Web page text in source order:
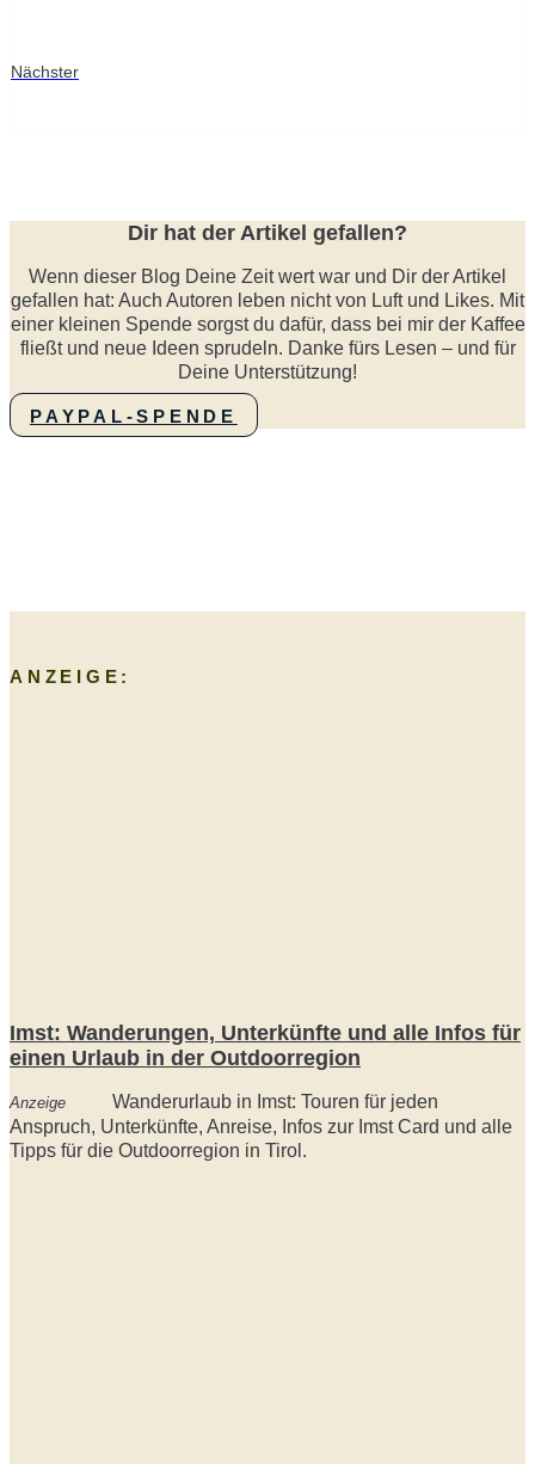
Nächster
Dir hat der Artikel gefallen?
Wenn dieser Blog Deine Zeit wert war und Dir der Artikel
gefallen hat: Auch Autoren leben nicht von Luft und Likes. Mit
einer kleinen Spende sorgst du dafür, dass bei mir der Kaffee
fließt und neue Ideen sprudeln. Danke fürs Lesen – und für
Deine Unterstützung!
PAYPAL-SPENDE
ANZEIGE:
Imst: Wanderungen, Unterkünfte und alle Infos für
einen Urlaub in der Outdoorregion
Anzeige
Wanderurlaub in Imst: Touren für jeden
Anspruch, Unterkünfte, Anreise, Infos zur Imst Card und alle
Tipps für die Outdoorregion in Tirol.